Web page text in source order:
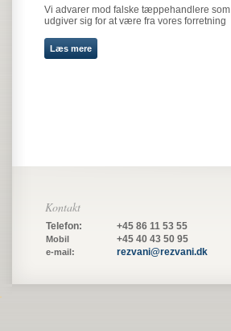
Vi advarer mod falske tæppehandlere som
udgiver sig for at være fra vores forretning
Læs mere
Kontakt
Telefon: +45 86 11 53 55
Mobil +45 40 43 50 95
e-mail: rezvani@rezvani.dk